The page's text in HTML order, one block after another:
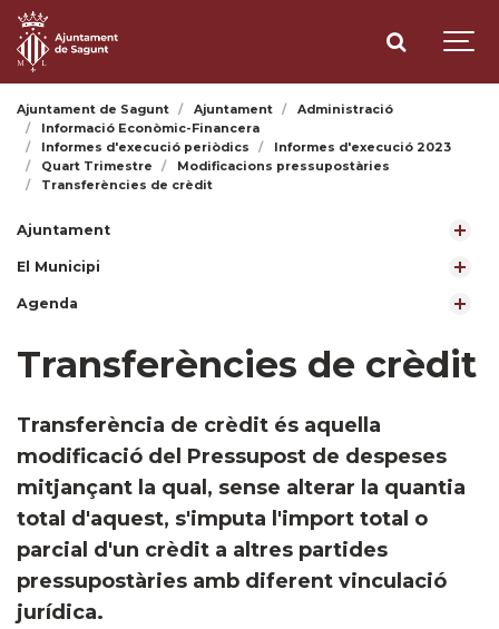
Ajuntament de Sagunt Ajuntament
Administració
Informació Econòmic-Financera
Informes d'execució periòdics
Informes d'execució 2023
Quart Trimestre
Modificacions pressupostàries
Transferències de crèdit
Ajuntament
El Municipi
Agenda
Transferències de crèdit
​Transferència de crèdit és aquella
modificació del Pressupost de despeses
mitjançant la qual, sense alterar la quantia
total d'aquest, s'imputa l'import total o
parcial d'un crèdit a altres partides
pressupostàries amb diferent vinculació
jurídica.